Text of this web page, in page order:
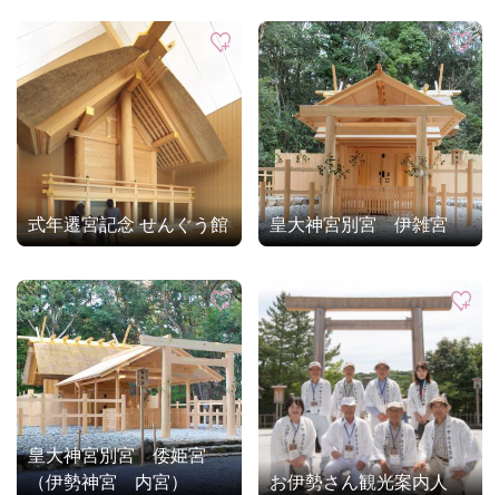
式年遷宮記念 せんぐう館 皇大神宮別宮 伊雑宮
皇大神宮別宮 倭姫宮
（伊勢神宮 内宮）
お伊勢さん観光案内人